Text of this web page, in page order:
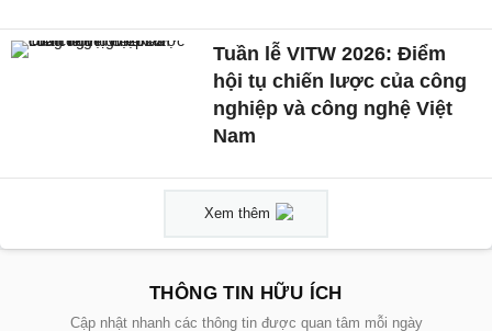
Tuần lễ VITW 2026: Điểm
hội tụ chiến lược của công
nghiệp và công nghệ Việt
Nam
Xem thêm
THÔNG TIN HỮU ÍCH
Cập nhật nhanh các thông tin được quan tâm mỗi ngày